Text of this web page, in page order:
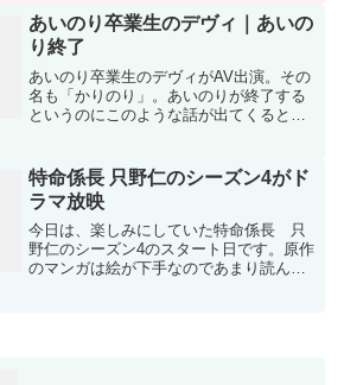
あいのり卒業生のデヴィ｜あいの
り終了
あいのり卒業生のデヴィがAV出演。その
名も「かりのり」。あいのりが終了する
というのにこのような話が出てくると
特命係長 只野仁のシーズン4がド
ラマ放映
今日は、楽しみにしていた特命係長 只
野仁のシーズン4のスタート日です。原作
のマンガは絵が下手なのであまり読んで